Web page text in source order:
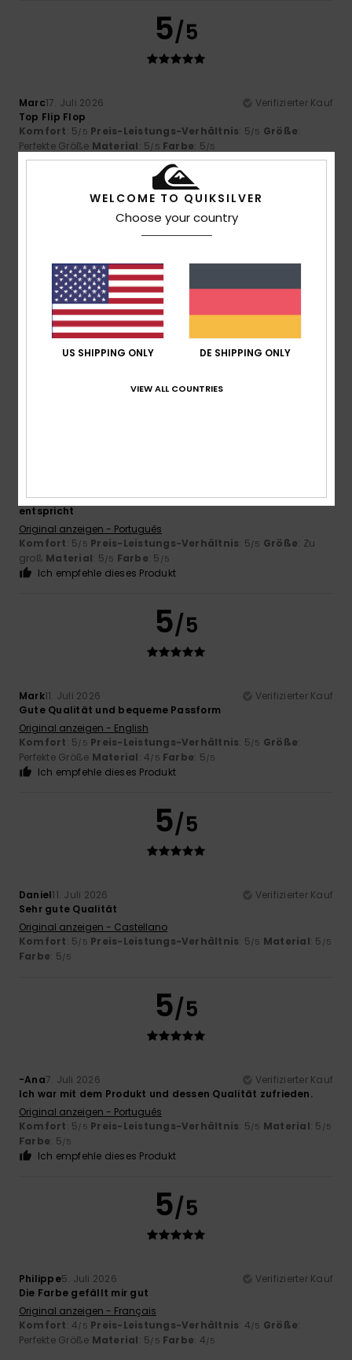
5/5
Marc17. Juli 2026
Verifizierter Kauf
Top Flip Flop
Komfort: 5/5 Preis-Leistungs-Verhältnis: 5/5 Größe:
Perfekte Größe Material: 5/5 Farbe: 5/5
Ich empfehle dieses Produkt
5/5
Pierrick15. Juli 2026
In verschiedenen Größen erhältlich
Original anzeigen - Français
Komfort: 5/5 Preis-Leistungs-Verhältnis
Ich empfehle dieses Produkt
Weil es in jeder Hinsicht genau meinen Erwartungen
entspricht
Original anzeigen - Português
Komfort: 5/5 Preis-Leistungs-Verhältnis: 5/5 Größe: Zu
groß Material: 5/5 Farbe: 5 /5
Ich empfehle dieses Produkt
5/5
Mark11. Juli 2026
Verifizierter Kauf
Gute Qualität und bequeme Passform
Original anzeigen - English
Komfort: 5/5 Preis-Leistungs-Verhältnis: 5/5 Größe:
Perfekte Größe Material: 4/5 Farbe: 5/5
Ich empfehle dieses Produkt
5/5
Daniel11. Juli 2026
Verifizierter Kauf
Sehr gute Qualität
Original anzeigen - Castellano
Komfort: 5/5 Preis-Leistungs-Verhältnis: 5/5 Material: 5 /5
Farbe: 5/5
5/5
-Ana7. Juli 2026
Verifizierter Kauf
Ich war mit dem Produkt und dessen Qualität zufrieden.
Original anzeigen - Português
Komfort: 5/5 Preis-Leistungs-Verhältnis: 5/5 Material: 5 /5
Farbe: 5/5
Ich empfehle dieses Produkt
5/5
Philippe5. Juli 2026
Verifizierter Kauf
Die Farbe gefällt mir gut
Original anzeigen - Français
Komfort: 4/5 Preis-Leistungs-Verhältnis: 4/5 Größe:
Perfekte Größe Material: 5/5 Farbe: 4/5
WELCOME TO QUIKSILVER
Choose your country
US SHIPPING ONLY DE SHIPPING ONLY
VIEW ALL COUNTRIES